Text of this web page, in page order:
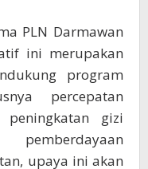
PLN Darmawan
ini merupakan
program
percepatan
gizi
upaya ini akan